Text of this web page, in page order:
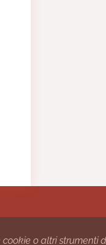
o altri strumenti